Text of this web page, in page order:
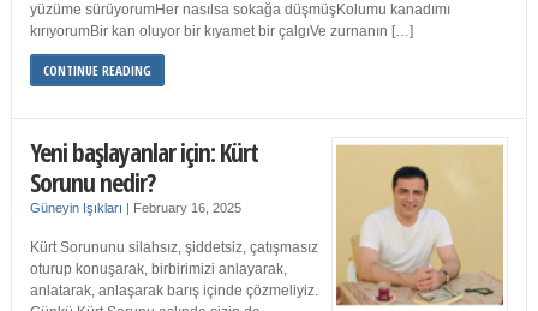
yüzüme sürüyorumHer nasılsa sokağa düşmüşKolumu kanadımı
kırıyorumBir kan oluyor bir kıyamet bir çalgıVe zurnanın […]
CONTINUE READING
Yeni başlayanlar için: Kürt
Sorunu nedir?
Güneyin Işıkları | February 16, 2025
Kürt Sorununu silahsız, şiddetsiz, çatışmasız
oturup konuşarak, birbirimizi anlayarak,
anlatarak, anlaşarak barış içinde çözmeliyiz.